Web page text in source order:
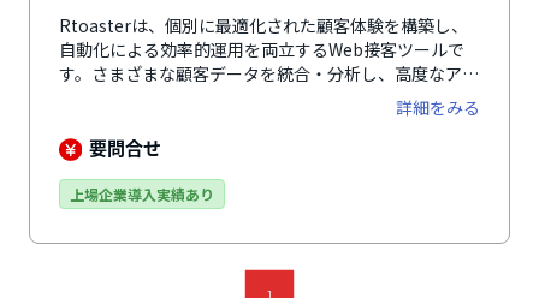
Rtoasterは、個別に最適化された顧客体験を構築し、
自動化による効率的運用を両立するWeb接客ツールで
す。さまざまな顧客データを統合・分析し、高度なアル
ゴリズム・多彩なアクション機能を実現。精度の高いパ
詳細をみる
要問合せ
上場企業導入実績あり